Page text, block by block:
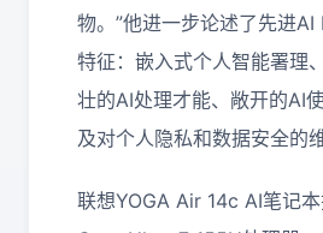
物。”他进一步论述了先进
特征：嵌入式个人智能署理
壮的AI处理才能、敞开的AI
及对个人隐私和数据安全的维
联想YOGA Air 14c AI笔记